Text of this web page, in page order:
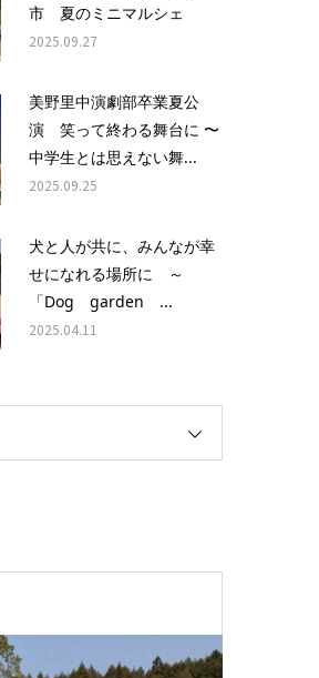
市 夏のミニマルシェ
2025.09.27
美野里中演劇部卒業夏公
演 笑って終わる舞台に 〜
中学生とは思えない舞...
2025.09.25
犬と人が共に、みんなが幸
せになれる場所に ～
「Dog garden ...
2025.04.11